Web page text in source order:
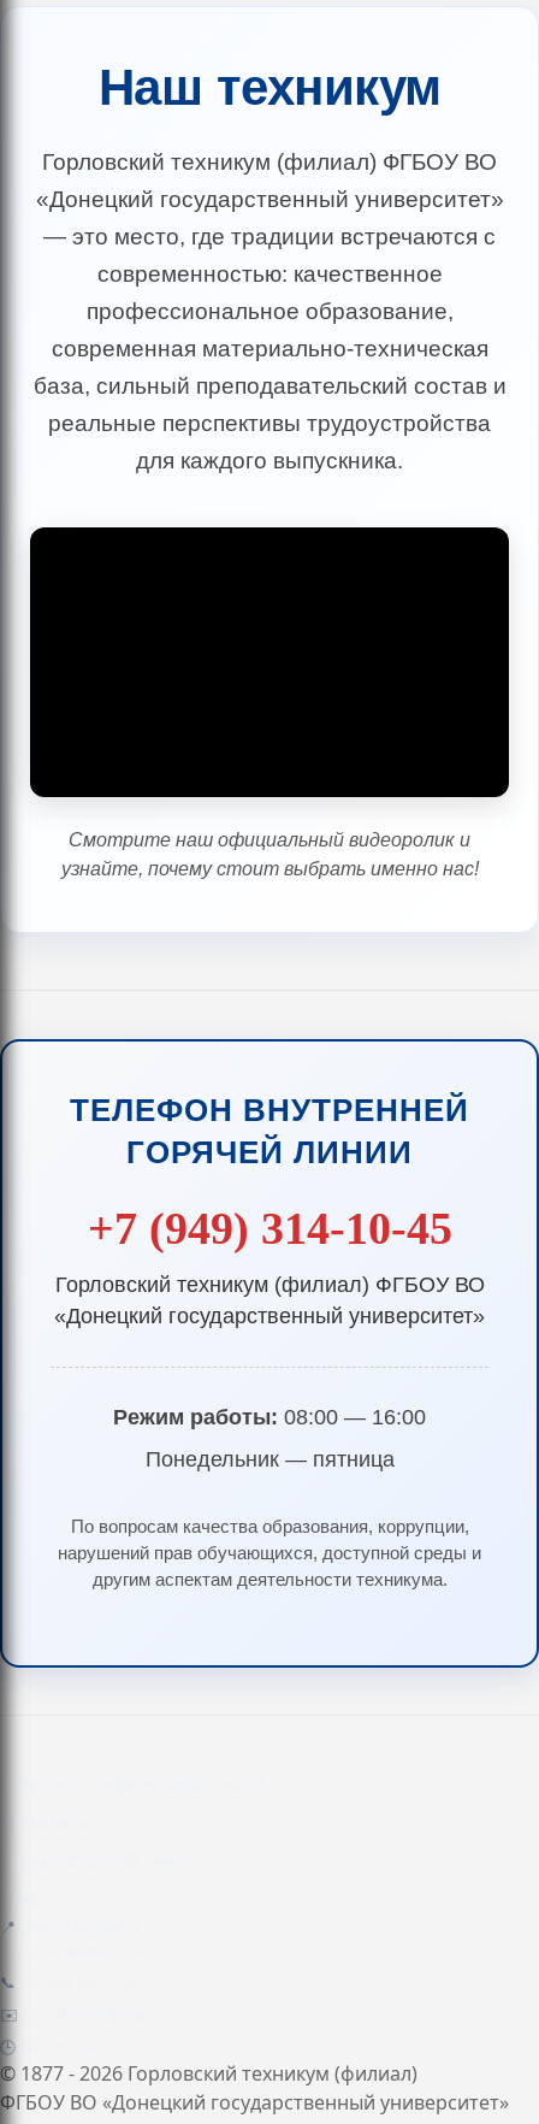
Наш техникум
Горловский техникум (филиал) ФГБОУ ВО
«Донецкий государственный университет»
— это место, где традиции встречаются с
современностью: качественное
профессиональное образование,
современная материально-техническая
база, сильный преподавательский состав и
реальные перспективы трудоустройства
для каждого выпускника.
Смотрите наш официальный видеоролик и
узнайте, почему стоит выбрать именно нас!
ТЕЛЕФОН ВНУТРЕННЕЙ
ГОРЯЧЕЙ ЛИНИИ
+7 (949) 314-10-45
Горловский техникум (филиал) ФГБОУ ВО
«Донецкий государственный университет»
Режим работы: 08:00 — 16:00
Понедельник — пятница
По вопросам качества образования, коррупции,
нарушений прав обучающихся, доступной среды и
другим аспектам деятельности техникума.
📍
📞
✉️
🕒
© 1877 - 2026 Горловский техникум (филиал)
ФГБОУ ВО «Донецкий государственный университет»